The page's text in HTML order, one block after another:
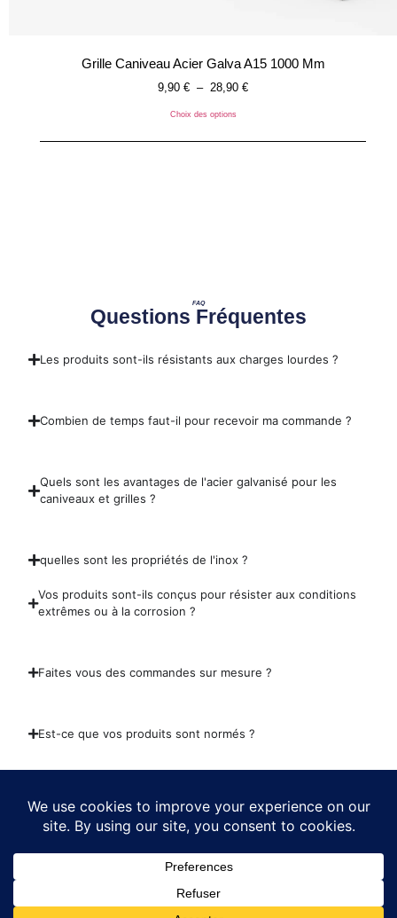
Grille Caniveau Acier Galva A15 1000 Mm
9,90 € – 28,90 €
Choix des options
FAQ
Questions Fréquentes
Les produits sont-ils résistants aux charges lourdes ?
Combien de temps faut-il pour recevoir ma commande ?
Quels sont les avantages de l'acier galvanisé pour les
caniveaux et grilles ?
quelles sont les propriétés de l'inox ?
Vos produits sont-ils conçus pour résister aux conditions
extrêmes ou à la corrosion ?
Faites vous des commandes sur mesure ?
Est-ce que vos produits sont normés ?
GRILLES ACIER
Liens Utiles
Politique de confidentialité